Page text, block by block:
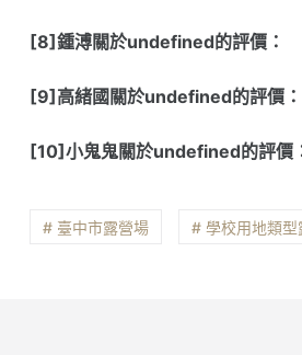
[8]鍾溥關於undefined的評價：
[9]高緒國關於undefined的評價：
[10]小鬼鬼關於undefined的評價
# 臺中市露營場 # 學校用地類型